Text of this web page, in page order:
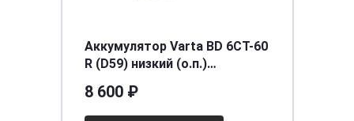
Аккумулятор Varta BD 6CT-60
R (D59) низкий (о.п.)
8 600 ₽